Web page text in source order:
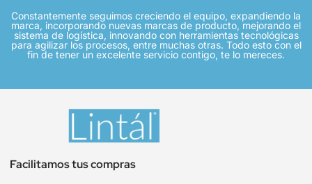
Constantemente seguimos creciendo el equipo, expandiendo la
marca, incorporando nuevas marcas de producto, mejorando el
sistema de logística, innovando con herramientas tecnológicas
para agilizar los procesos, entre muchas otras. Todo esto con el
fin de tener un excelente servicio contigo, te lo mereces.
Facilitamos tus compras